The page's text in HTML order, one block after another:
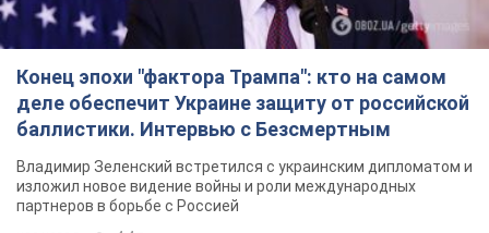
Конец эпохи "фактора Трампа": кто на самом
деле обеспечит Украине защиту от российской
баллистики. Интервью с Безсмертным
Владимир Зеленский встретился с украинским дипломатом и
изложил новое видение войны и роли международных
партнеров в борьбе с Россией